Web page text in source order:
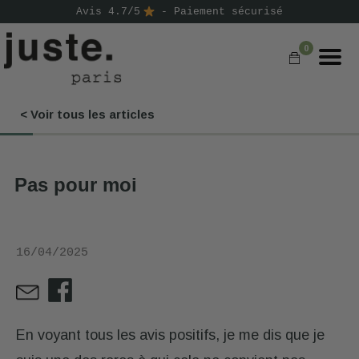
Avis 4.7/5 - Paiement sécurisé
0
< Voir tous les articles
Pas pour moi
16/04/2025
En voyant tous les avis positifs, je me dis que je
COMMANDER
NOS GAMMES
D'ESSAI
⭐